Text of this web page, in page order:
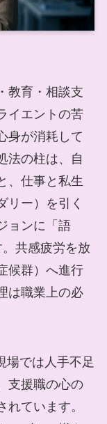
教育・相談支
イエントの苦
身が消耗して
法の柱は、自
、仕事と私生
リー）を引く
ョンに「語
共感疲労を放
候群）へ進行
は職業上の必
場では人手不足
支援職の心の
ています。